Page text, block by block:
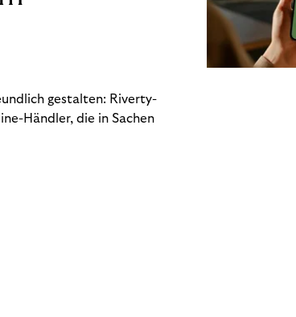
gestalten: Riverty-
Händler, die in Sachen